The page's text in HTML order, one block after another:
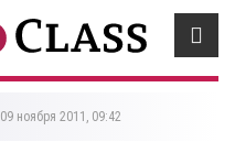
09 ноября 2011, 09:42